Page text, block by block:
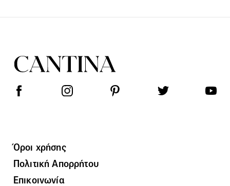
Όροι χρήσης
Πολιτική Απορρήτου
Επικοινωνία